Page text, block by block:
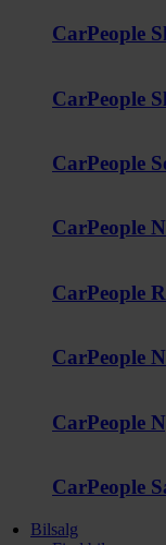
CarPeople
CarPeople
CarPeople
CarPeople
CarPeople
CarPeople
CarPeople
CarPeople
Bilsalg